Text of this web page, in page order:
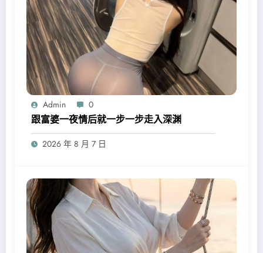
Admin 0
跟富婆一夜情后就一步一步走入深渊
2026 年 8 月 7 日